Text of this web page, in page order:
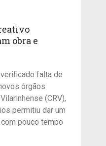
obra e
falta de
órgãos
(CRV),
permitiu dar um
pouco tempo